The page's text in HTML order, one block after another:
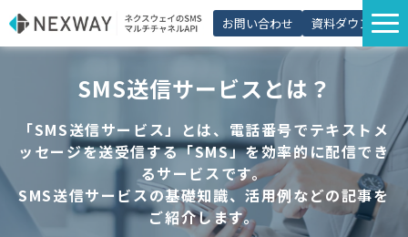
お問い合わせ 資料ダウンロード
選ばれる理由
プラン・価格
導入事例
活用シーン
SMS送信サービスとは？
「SMS送信サービス」とは、電話番号でテキストメ
ッセージを送受信する「SMS」を効率的に配信でき
るサービスです。
SMS送信サービスの基礎知識、活用例などの記事を
ご紹介します。